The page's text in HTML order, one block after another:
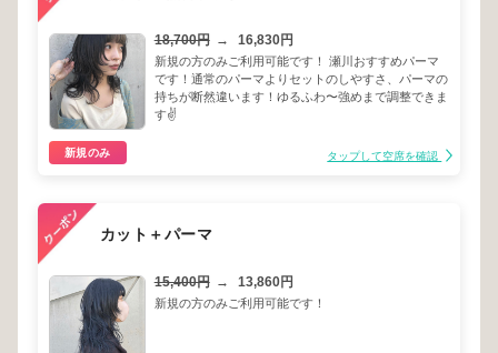
18,700円 → 16,830円
新規の方のみご利用可能です！ 瀬川おすすめパーマ
です！通常のパーマよりセットのしやすさ、パーマの
持ちが断然違います！ゆるふわ〜強めまで調整できま
す✌️
新規のみ タップして空席を確認
カット＋パーマ
15,400円 → 13,860円
新規の方のみご利用可能です！